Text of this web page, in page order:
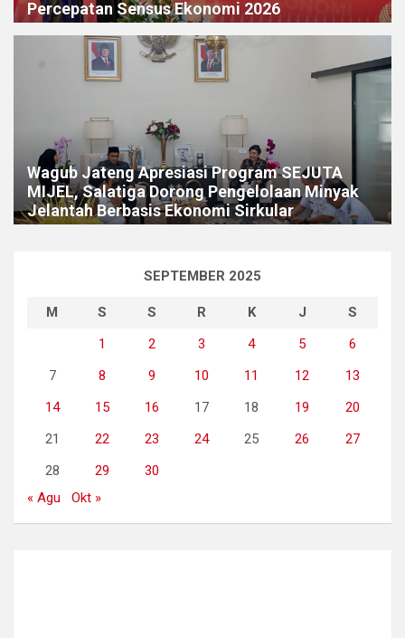
Percepatan Sensus Ekonomi 2026
Wagub Jateng Apresiasi Program SEJUTA
MIJEL, Salatiga Dorong Pengelolaan Minyak
Jelantah Berbasis Ekonomi Sirkular
SEPTEMBER 2025
M S S R K J
S
1
2 3 4 5
6
7
8 9 10 11 12
13
14
15 16 17 18 19
20
21
22 23 24 25 26
27
28
29
30
« Agu
Okt »